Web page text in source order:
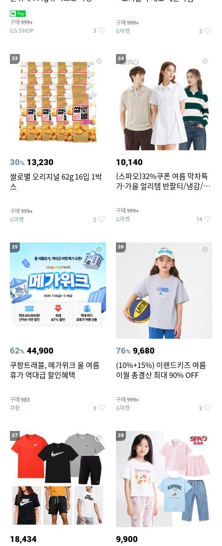
구매 999+
GS SHOP 3
티커 세트
구매 999+
G마켓 3
23
30% 13,230
쌀로별 오리지널 62g 16입 1박
스
구매 999+
G마켓 2
24
10,140
(스파오)32%쿠폰 여름 막차특
가·가을 얼리템 반팔티/냉감/반
건 외 ~74%OFF
구매 999+
G마켓 14
25
62% 44,900
쿠팡트래블, 메가위크 올 여름
휴가 역대급 할인혜택
구매 983
쿠팡 3
26
76% 9,680
(10%+15%) 이랜드키즈 여름
이월 총결산 최대 90% OFF
구매 999+
G마켓 2
27
18,434
28
9,900